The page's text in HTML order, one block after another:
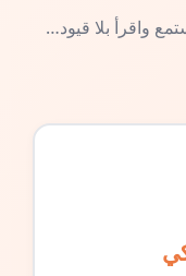
واقرأ بلا قيود…